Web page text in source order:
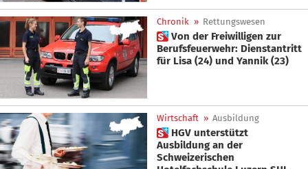
Chronik » Rettungswesen
 Von der Freiwilligen zur
Berufsfeuerwehr: Dienstantritt
für Lisa (24) und Yannik (23)
Wirtschaft » Ausbildung
 HGV unterstützt
Ausbildung an der
Schweizerischen